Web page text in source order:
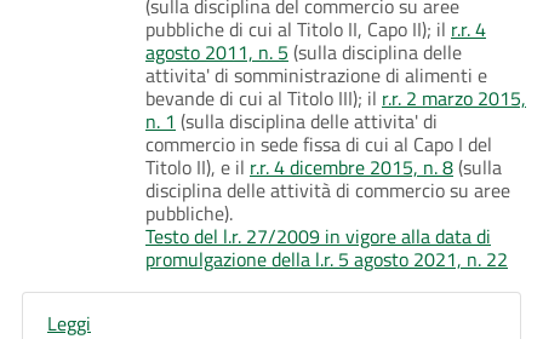
pubbliche di cui al Titolo II, Capo II); il r.r. 4
agosto 2011, n. 5 (sulla disciplina delle
attivita' di somministrazione di alimenti e
bevande di cui al Titolo III); il r.r. 2 marzo 2015,
n. 1 (sulla disciplina delle attivita' di
commercio in sede fissa di cui al Capo I del
Titolo II), e il r.r. 4 dicembre 2015, n. 8(sulla
disciplina delle attività di commercio su aree
pubbliche).
Testo del l.r. 27/2009 in vigore alla data di
promulgazione della l.r. 5 agosto 2021, n. 22
Leggi